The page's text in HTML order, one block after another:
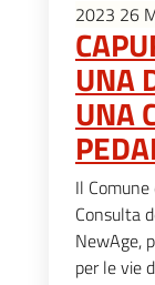
2023 26
UNA
UNA
Il
Consulta
NewAge,
per le vie